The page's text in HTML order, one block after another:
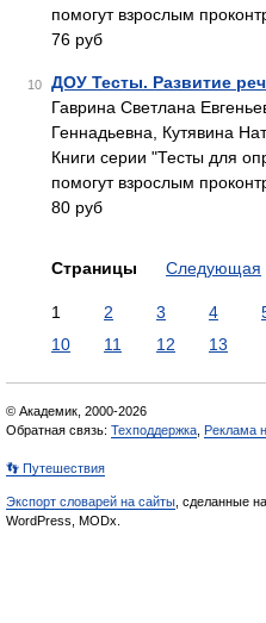
помогут взрослым
76 руб
10 ДОУ Тесты. Развитие
Гаврина Светлана
Геннадьевна, Кутявина
Книги серии "Тесты для
помогут взрослым
80 руб
Страницы Следующая
1 2 3 4
10
11 12 13
© Академик, 2000-2026
Обратная связь: Техподдержка Реклама
👣 Путешествия
Экспорт словарей на сайты , сделанные
WordPress, MODx.